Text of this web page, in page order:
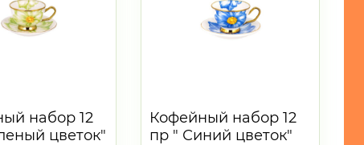
набор 12
цветок"
Кофейный набор 12
пр " Синий цветок"